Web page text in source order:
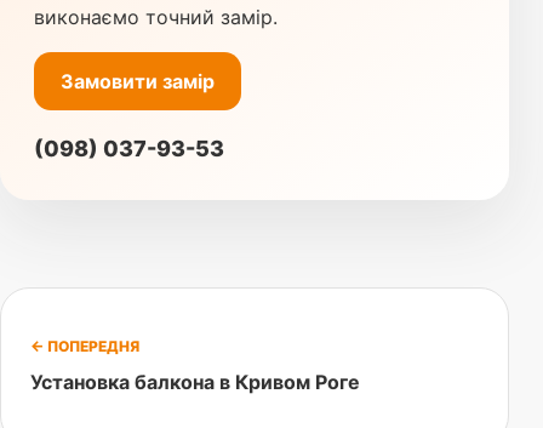
виконаємо точний замір.
Замовити замір
(098) 037-93-53
← ПОПЕРЕДНЯ
Установка балкона в Кривом Роге